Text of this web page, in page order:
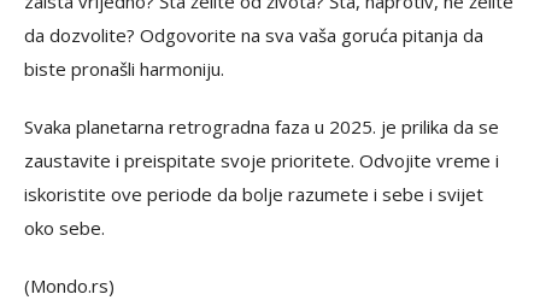
da dozvolite? Odgovorite na sva vaša goruća pitanja da
biste pronašli harmoniju.
Svaka planetarna retrogradna faza u 2025. je prilika da se
zaustavite i preispitate svoje prioritete. Odvojite vreme i
iskoristite ove periode da bolje razumete i sebe i svijet
oko sebe.
(Mondo.rs)